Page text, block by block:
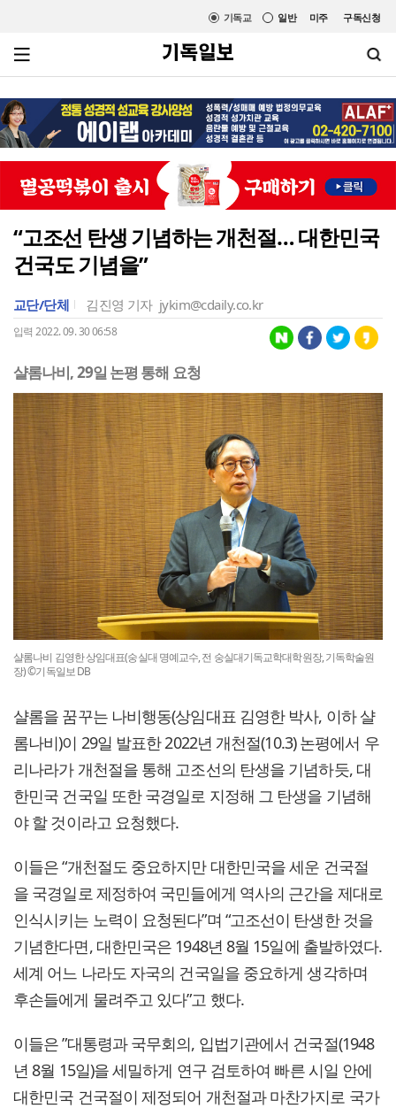
미주 구독신청
일반
기독교
“고조선 탄생 기념하는 개천절… 대한민국
건국도 기념을”
교단/단체 김진영 기자 jykim@cdaily.co.kr
입력 2022. 09. 30 06:58
샬롬나비, 29일 논평 통해 요청
샬롬나비 김영한 상임대표(숭실대 명예교수, 전 숭실대기독교학대학원장, 기독학술원
장) ©기독일보 DB
샬롬을 꿈꾸는 나비행동(상임대표 김영한 박사, 이하 샬
롬나비)이 29일 발표한 2022년 개천절(10.3) 논평에서 우
리나라가 개천절을 통해 고조선의 탄생을 기념하듯, 대
한민국 건국일 또한 국경일로 지정해 그 탄생을 기념해
야 할 것이라고 요청했다.
이들은 “개천절도 중요하지만 대한민국을 세운 건국절
을 국경일로 제정하여 국민들에게 역사의 근간을 제대로
인식시키는 노력이 요청된다”며 “고조선이 탄생한 것을
기념한다면, 대한민국은 1948년 8월 15일에 출발하였다.
세계 어느 나라도 자국의 건국일을 중요하게 생각하며
후손들에게 물려주고 있다”고 했다.
이들은 ”대통령과 국무회의, 입법기관에서 건국절(1948
년 8월 15일)을 세밀하게 연구 검토하여 빠른 시일 안에
대한민국 건국절이 제정되어 개천절과 마찬가지로 국가